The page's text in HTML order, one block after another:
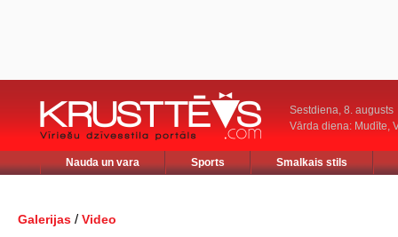
Sestdiena, 8. augusts
Vārda diena: Mudīte,
Nauda un vara Sports Smalkais stils
Galerijas / Video